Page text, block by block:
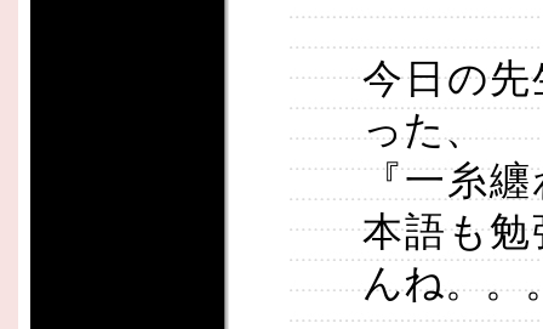
今日の
った、
『一糸
本語も
んね。。